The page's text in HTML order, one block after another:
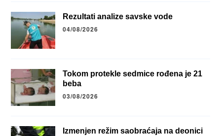
Rezultati analize savske vode
04/08/2026
Tokom protekle sedmice rođena je 21
beba
03/08/2026
Izmenjen režim saobraćaja na deonici